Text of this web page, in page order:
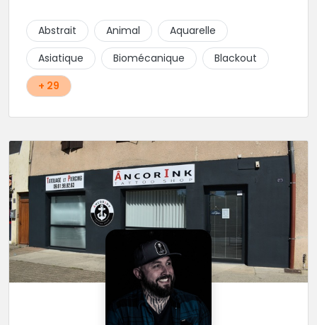
féminine aux projets de tatouage. Karine, la femme
de Lolo, s'occupera de tous vos projets de piercing.
Une équipe familiale et chaleureuse vivement
recommandée !
Abstrait Animal
Aquarelle
Asiatique
Biomécanique
Blackout
+ 29